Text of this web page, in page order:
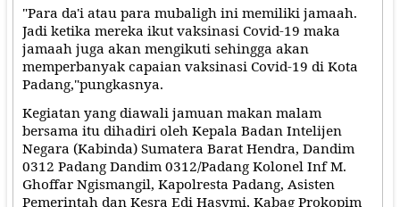
"Para da'i atau para mubaligh ini memiliki jamaah.
Jadi ketika mereka ikut vaksinasi Covid-19 maka
jamaah juga akan mengikuti sehingga akan
memperbanyak capaian vaksinasi Covid-19 di Kota
Padang,"pungkasnya.
Kegiatan yang diawali jamuan makan malam
bersama itu dihadiri oleh Kepala Badan Intelijen
Negara (Kabinda) Sumatera Barat Hendra, Dandim
0312 Padang Dandim 0312/Padang Kolonel Inf M.
Ghoffar Ngismangil, Kapolresta Padang, Asisten
Pemerintah dan Kesra Edi Hasymi, Kabag Prokopim